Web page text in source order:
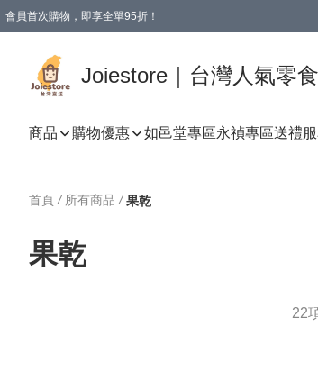
會員首次購物，即享全單95折！
Joiestore｜台灣人氣零
商品 購物優惠 如邑堂專區永禎專區送禮
首頁 / 所有商品 / 果乾
果乾
22